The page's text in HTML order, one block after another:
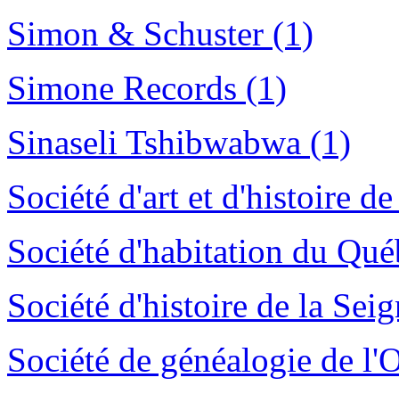
Simon & Schuster (1)
Simone Records (1)
Sinaseli Tshibwabwa (1)
Société d'art et d'histoire
Société d'habitation du
Société d'histoire de la
Société de généalogie de